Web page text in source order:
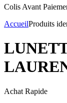
Colis Avant
AccueilProduits
Achat Rapide